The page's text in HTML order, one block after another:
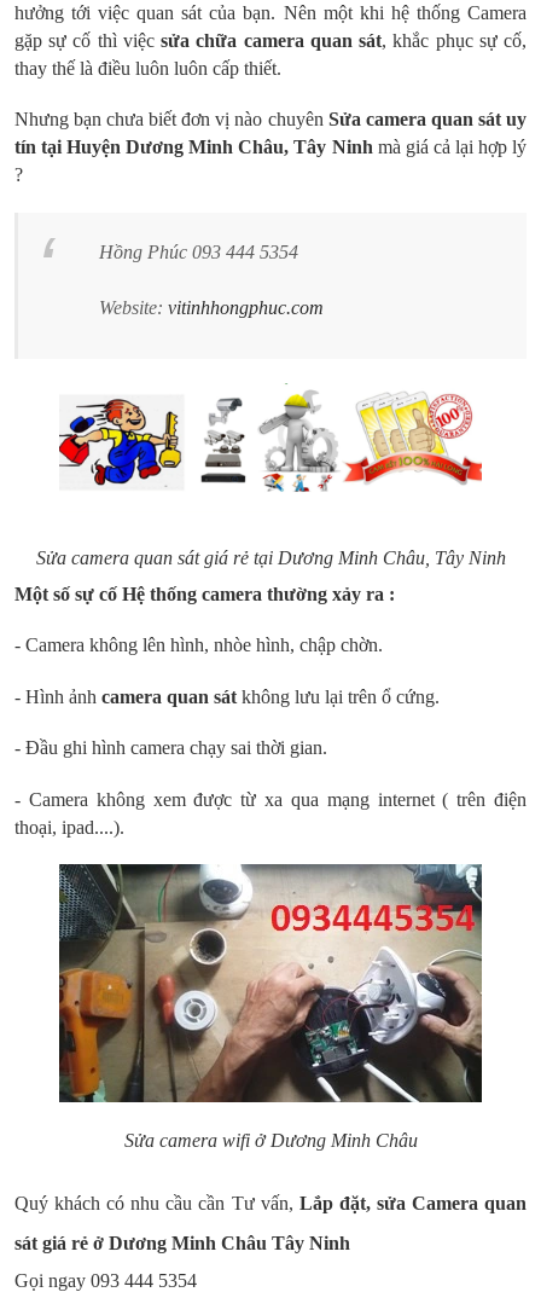
hưởng tới việc quan sát của bạn. Nên một khi hệ thống Camera
gặp sự cố thì việcsửa chữa camera quan sát, khắc phục sự cố,
thay thế là điều luôn luôn cấp thiết.
Nhưng bạn chưa biết đơn vị nào chuyên Sửa camera quan sát uy
tín tại Huyện Dương Minh Châu, Tây Ninh mà giá cả lại hợp lý
?
Hồng Phúc 093 444 5354
Website: vitinhhongphuc.com
Sửa camera quan sát giá rẻ tại Dương Minh Châu, Tây Ninh
Một số sự cố Hệ thống camera thường xảy ra :
- Camera không lên hình, nhòe hình, chập chờn.
- Hình ảnh camera quan sát không lưu lại trên ổ cứng.
- Đầu ghi hình camera chạy sai thời gian.
- Camera không xem được từ xa qua mạng internet ( trên điện
thoại, ipad....).
Sửa camera wifi ở Dương Minh Châu
Quý khách có nhu cầu cần Tư vấn, Lắp đặt, sửa Camera quan
sát giá rẻ ở Dương Minh Châu Tây Ninh
Gọi ngay 093 444 5354